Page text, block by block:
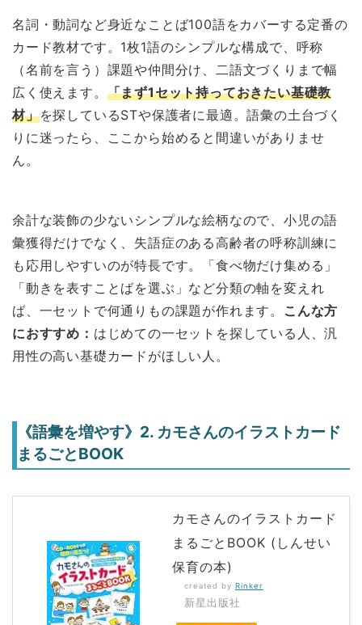
名詞・動詞など身近なことば100語をカバーする定番の
カード教材です。1枚1語のシンプルな構成で、呼称
（名前を言う）課題や仲間分け、二語文づくりまで幅
広く使えます。 「まず1セット持っておきたい基礎教
材」を探しているSTや保護者に最適。語彙の土台づく
りに迷ったら、ここから始めると間違いがありませ
ん。
余計な装飾の少ないシンプルな絵柄なので、小児の語
彙獲得だけでなく、失語症のある高齢者の呼称訓練に
も応用しやすいのが特長です。「食べ物だけ集める」
「動きを表すことばを選ぶ」など分類の軸を変えれ
ば、一セットで何通りもの課題が作れます。 こんな方
におすすめ： はじめての一セットを探している人、汎
用性の高い基礎カードがほしい人。
《語彙を増やす》2. カモさんのイラストカード
まるごとBOOK
カモさんのイラストカード
まるごとBOOK (しんせい
保育の本)
created by Rinker
新星出版社